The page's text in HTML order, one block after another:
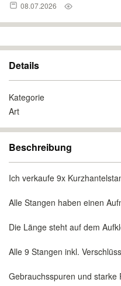
08.07.2026
Details
Kategorie
Art
Beschreibung
Ich verkaufe 9x
Alle Stangen haben einen
Die Länge steht auf dem
Alle 9 Stangen inkl.
Gebrauchsspuren und starke